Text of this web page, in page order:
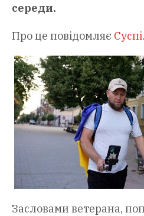
середи.
Про це повідомляє
Засловами ветерана,